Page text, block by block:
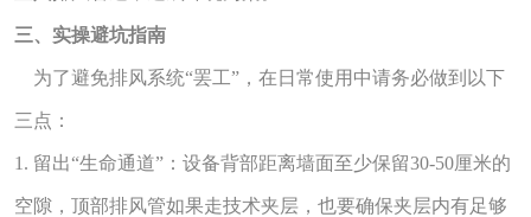
三、实操避坑指南
为了避免排风系统“罢工”，在日常使用中请务必做到以下
三点：
1. 留出“生命通道”：设备背部距离墙面至少保留30-50厘米的
空隙，顶部排风管如果走技术夹层，也要确保夹层内有足够